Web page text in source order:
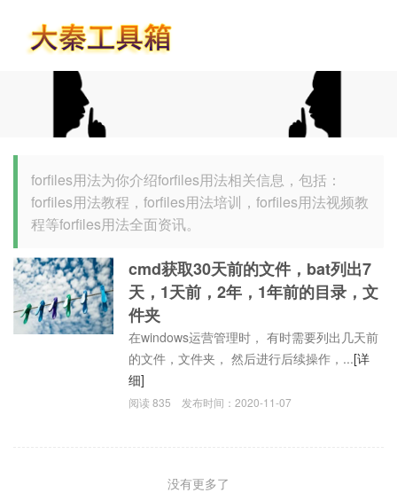
forfiles用法为你介绍forfiles用法相关信息，包括：
forfiles用法教程，forfiles用法培训，forfiles用法视频教
程等forfiles用法全面资讯。
cmd获取30天前的文件，bat列出7
天，1天前，2年，1年前的目录，文
件夹
在windows运营管理时， 有时需要列出几天前
的文件，文件夹， 然后进行后续操作，...[详
细]
阅读835 发布时间：2020-11-07
没有更多了